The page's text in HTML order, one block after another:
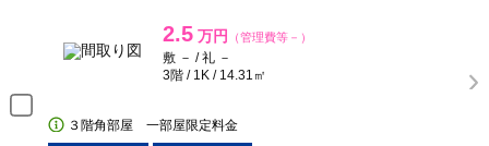
2.5 万円 （管理費等－）
敷 － / 礼 －
3階 / 1K / 14.31㎡
３階角部屋 一部屋限定料金